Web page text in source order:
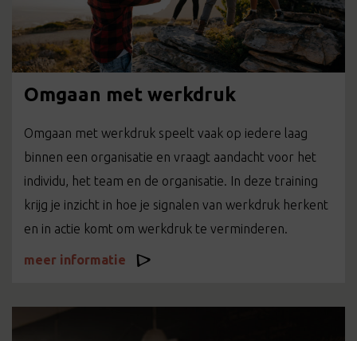
Omgaan met werkdruk
Omgaan met werkdruk speelt vaak op iedere laag
binnen een organisatie en vraagt aandacht voor het
individu, het team en de organisatie. In deze training
krijg je inzicht in hoe je signalen van werkdruk herkent
en in actie komt om werkdruk te verminderen.
meer informatie